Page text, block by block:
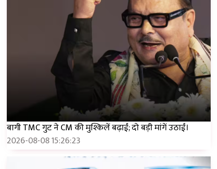
बागी TMC गुट ने CM की मुश्किलें बढ़ाईं; दो बड़ी मांगें उठाईं।
2026-08-08 15:26:23